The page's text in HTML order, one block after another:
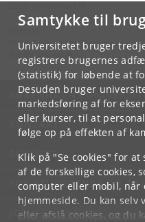
Samtykke til
Universitetet bruger
registrere brugernes
(statistik) for løbende at
Desuden bruger
markedsføring af for
eller kurser, til at
følge op på effekten af
Klik på "Se cookies" for
af de forskellige cookies,
computer eller mobil,
hjemmeside. Du kan selv
eller afslå cookies, og du
Institut for Klinisk Medicin
KØBENHAVNS
KONTAKT
SERVICES
FOR STUDERENDE OG
JOB OG KARRIERE